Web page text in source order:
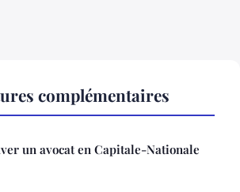
complémentaires
un avocat en Capitale-Nationale